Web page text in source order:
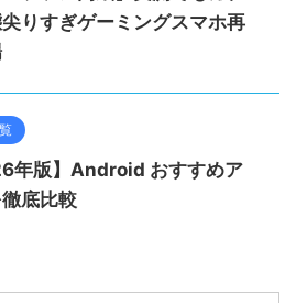
りすぎゲーミングスマホ再
年版】Android おすすめア
底比較